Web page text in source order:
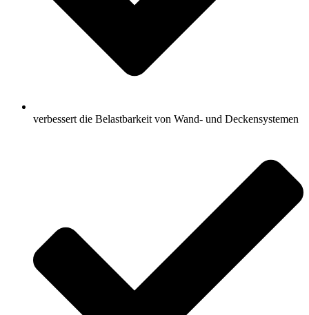
verbessert die Belastbarkeit von Wand- und Deckensystemen